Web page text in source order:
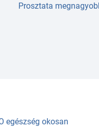
Prosztata
egészség okosan